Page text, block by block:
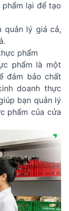
lại để tạo
quản lý giá cả,
phẩm
phẩm là một
đảm bảo chất
doanh thực
bạn quản lý
phẩm của cửa